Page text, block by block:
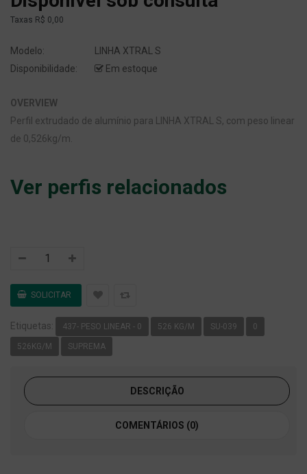
Taxas R$ 0,00
Modelo:
LINHA XTRAL S
Disponibilidade:
Em estoque
OVERVIEW
Perfil extrudado de alumínio para LINHA XTRAL S, com peso linear
de 0,526kg/m.
Ver perfis relacionados
Etiquetas: 437- PESO LINEAR - 0 526 KG/M SU-039 0
526KG/M SUPREMA
DESCRIÇÃO
COMENTÁRIOS (0)